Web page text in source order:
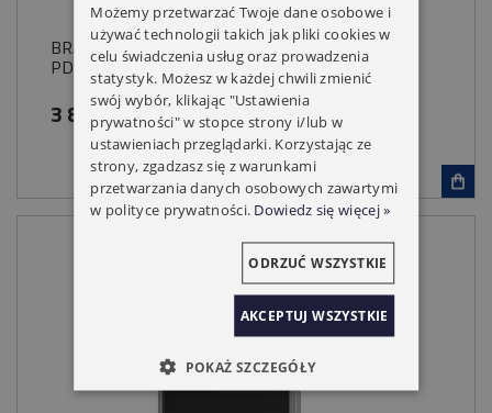
BRAMA GARAŻOWA SEGMENTOWA WOSTER
PD40B BRĄZ SPRĘŻYNY BOCZNE
3 899,00 zł
Możemy przetwarzać Twoje dane osobowe i
używać technologii takich jak pliki cookies w
celu świadczenia usług oraz prowadzenia
statystyk. Możesz w każdej chwili zmienić
swój wybór, klikając "Ustawienia
prywatności" w stopce strony i/lub w
ustawieniach przeglądarki. Korzystając ze
strony, zgadzasz się z warunkami
przetwarzania danych osobowych zawartymi
w polityce prywatności. Dowiedz się więcej »
AKCEPTUJ WSZYSTKIE
ODRZUĆ WSZYSTKIE
POKAŻ SZCZEGÓŁY